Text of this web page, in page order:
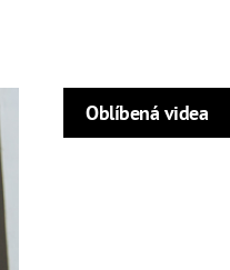
Oblíbená videa